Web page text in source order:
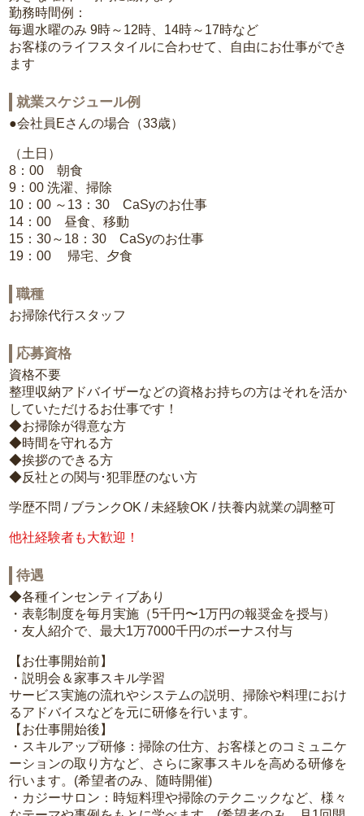
勤務時間例：
毎週水曜のみ 9時～12時、14時～17時など
お客様のライフスタイルに合わせて、自由にお仕事ができ
ます
就業スケジュール例
●会社員Eさんの場合（33歳）
（土日）
8：00 朝食
9：00 洗濯、掃除
10：00 ～13：30 CaSyのお仕事
14：00 昼食、移動
15：30～18：30 CaSyのお仕事
19：00 帰宅、夕食
職種
お掃除代行スタッフ
応募資格
資格不要
整理収納アドバイザーなどの資格お持ちの方はそれを活か
していただけるお仕事です！
◆お掃除が得意な方
◆時間を守れる方
◆挨拶のできる方
◆反社との関与･犯罪歴のない方
学歴不問 / ブランクOK / 未経験OK / 扶養内就業の調整可
他社経験者も大歓迎！
待遇
◆各種インセンティブあり
・表彰制度を毎月実施（5千円〜1万円の報奨金を授与）
・友人紹介で、最大1万7000千円のボーナス付与
【お仕事開始前】
・説明会＆家事スキル学習
サービス実施の流れやシステムの説明、掃除や料理におけ
るアドバイスなどを元に研修を行います。
【お仕事開始後】
・スキルアップ研修：掃除の仕方、お客様とのコミュニケ
ーションの取り方など、さらに家事スキルを高める研修を
行います。(希望者のみ、随時開催)
・カジーサロン：時短料理や掃除のテクニックなど、様々